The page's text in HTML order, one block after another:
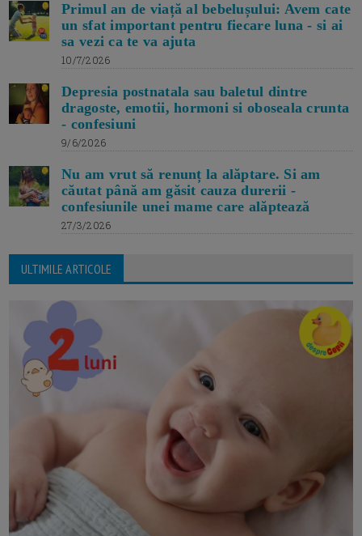
Primul an de viață al bebelușului: Avem cate
un sfat important pentru fiecare luna - si ai
sa vezi ca te va ajuta
10/7/2026
Depresia postnatala sau baletul dintre
dragoste, emotii, hormoni si oboseala crunta
- confesiuni
9/6/2026
Nu am vrut să renunț la alăptare. Si am
căutat până am găsit cauza durerii -
confesiunile unei mame care alăptează
27/3/2026
ULTIMILE ARTICOLE